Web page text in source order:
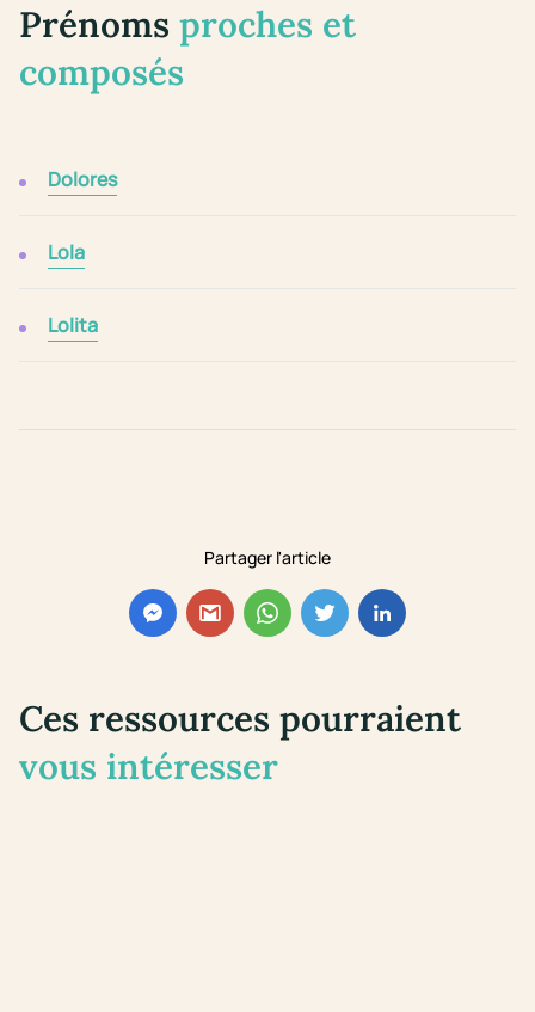
Partager l'article
Prénoms proches et
composés
Dolores
Lola
Lolita
Ces ressources pourraient
vous intéresser